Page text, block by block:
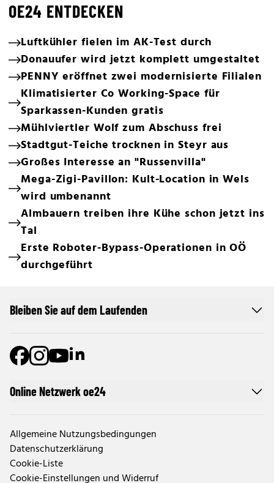
OE24 ENTDECKEN
Luftkühler fielen im AK-Test durch
Donauufer wird jetzt komplett umgestaltet
PENNY eröffnet zwei modernisierte Filialen
Klimatisierter Co Working-Space für
Sparkassen-Kunden gratis
Mühlviertler Wolf zum Abschuss frei
Stadtgut-Teiche trocknen in Steyr aus
Großes Interesse an "Russenvilla"
Mega-Zigi-Pavillon: Kult-Location in Wels
wird umbenannt
Almbauern treiben ihre Kühe schon jetzt ins
Tal
Erste Roboter-Bypass-Operationen in OÖ
durchgeführt
Online Netzwerk oe24
Allgemeine Nutzungsbedingungen
Datenschutzerklärung
Cookie-Liste
Cookie-Einstellungen und Widerruf
Bleiben Sie auf dem Laufenden